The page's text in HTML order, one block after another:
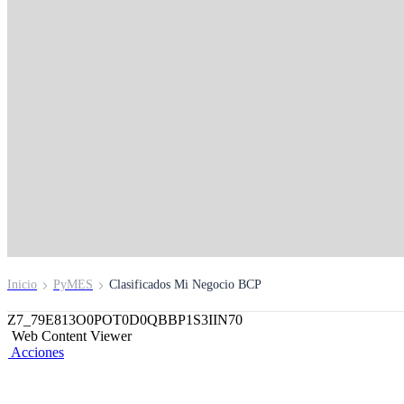
Inicio PyMES Clasificados Mi Negocio BCP
Z7_79E813O0POT0D0QBBP1S3IIN70
Web Content Viewer
Acciones